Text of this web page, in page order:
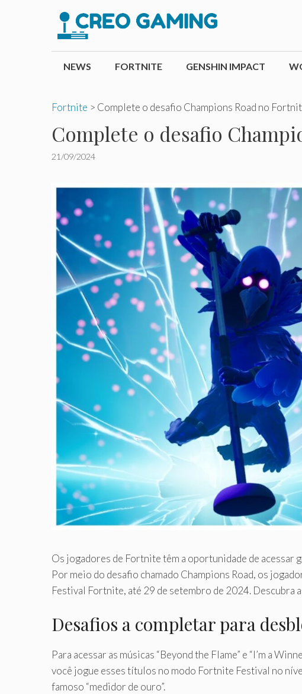
conteúdo
NEWS FORTNITE GENSHIN IMPACT
Fortnite > Complete o desafio Champions Road no
Complete o desafio
21/09/2024
Os jogadores de Fortnite têm a oportunidade de acessar
Por meio do desafio chamado Champions Road, os
Festival Fortnite, até 29 de setembro de 2024. Descubra
Desafios a completar para
Para acessar as músicas “Beyond the Flame” e “I’m a
você jogue esses títulos no modo Fortnite Festival no
famoso “medidor de ouro”.